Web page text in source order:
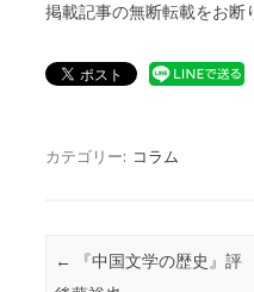
掲載記事の無断転載をお断
カテゴリー: コラム
投稿ナビゲーション
←
『中国文学の歴史』評